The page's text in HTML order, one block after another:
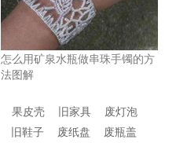
怎么用矿泉水瓶做串珠手镯的方
法图解
果皮壳 旧家具
废灯泡
旧鞋子 废纸盘 废瓶盖